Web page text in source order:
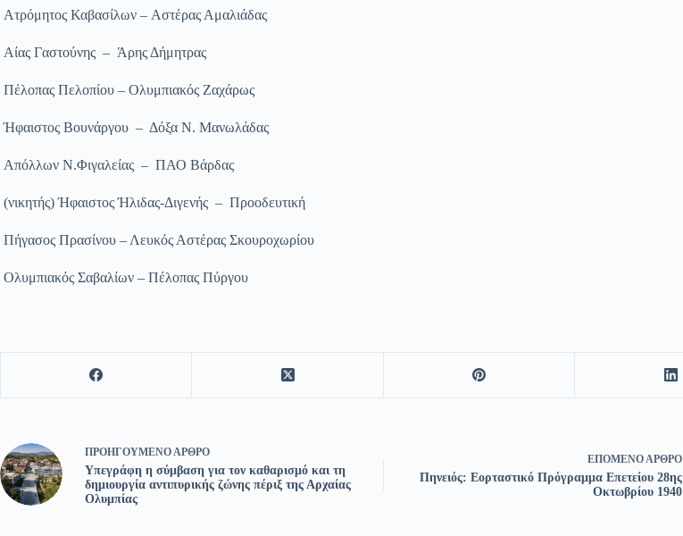
Ατρόμητος Καβασίλων – Αστέρας Αμαλιάδας
Αίας Γαστούνης – Άρης Δήμητρας
Πέλοπας Πελοπίου – Ολυμπιακός Ζαχάρως
Ήφαιστος Βουνάργου – Δόξα Ν. Μανωλάδας
Απόλλων Ν.Φιγαλείας – ΠΑΟ Βάρδας
(νικητής) Ήφαιστος Ήλιδας-Διγενής – Προοδευτική
Πήγασος Πρασίνου – Λευκός Αστέρας Σκουροχωρίου
Ολυμπιακός Σαβαλίων – Πέλοπας Πύργου
ΠΡΟΗΓΟΎΜΕΝΟΆΡΘΡΟ
Υπεγράφη η σύμβαση για τον καθαρισμό και τη
δημιουργία αντιπυρικής ζώνης πέριξ της Αρχαίας
Ολυμπίας
ΕΠΌΜΕΝΟΆΡΘΡΟ
Πηνειός: Εορταστικό Πρόγραμμα Επετείου 28ης
Οκτωβρίου 1940